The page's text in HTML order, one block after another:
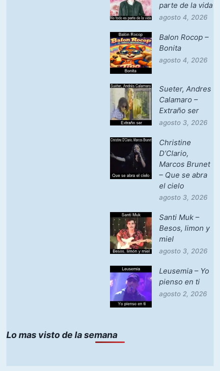
parte de la vida
agosto 4, 2026
Balon Rocop –
Bonita
agosto 4, 2026
Sueter, Andres
Calamaro –
Extraño ser
agosto 3, 2026
Christine
D’Clario,
Marcos Brunet
– Que se abra
el cielo
agosto 3, 2026
Santi Muk –
Besos, limon y
miel
agosto 3, 2026
Leusemia – Yo
pienso en ti
agosto 2, 2026
Lo mas visto de la semana